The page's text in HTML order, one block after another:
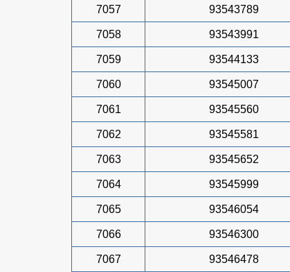
7057 93543789
7058 93543991
7059 93544133
7060 93545007
7061 93545560
7062 93545581
7063 93545652
7064 93545999
7065 93546054
7066 93546300
7067 93546478